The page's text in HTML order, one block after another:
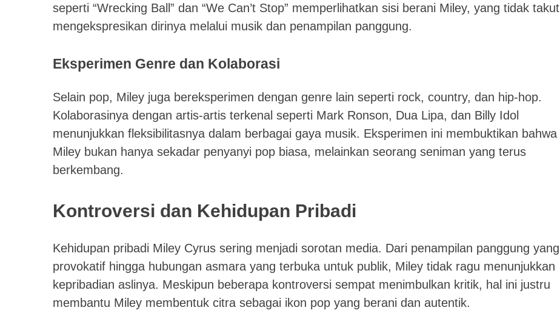
seperti “Wrecking Ball” dan “We Can’t Stop” memperlihatkan sisi berani Miley, yang tidak takut
mengekspresikan dirinya melalui musik dan penampilan panggung.
Eksperimen Genre dan Kolaborasi
Selain pop, Miley juga bereksperimen dengan genre lain seperti rock, country, dan hip-hop.
Kolaborasinya dengan artis-artis terkenal seperti Mark Ronson, Dua Lipa, dan Billy Idol
menunjukkan fleksibilitasnya dalam berbagai gaya musik. Eksperimen ini membuktikan bahwa
Miley bukan hanya sekadar penyanyi pop biasa, melainkan seorang seniman yang terus
berkembang.
Kontroversi dan Kehidupan Pribadi
Kehidupan pribadi Miley Cyrus sering menjadi sorotan media. Dari penampilan panggung yang
provokatif hingga hubungan asmara yang terbuka untuk publik, Miley tidak ragu menunjukkan
kepribadian aslinya. Meskipun beberapa kontroversi sempat menimbulkan kritik, hal ini justru
membantu Miley membentuk citra sebagai ikon pop yang berani dan autentik.